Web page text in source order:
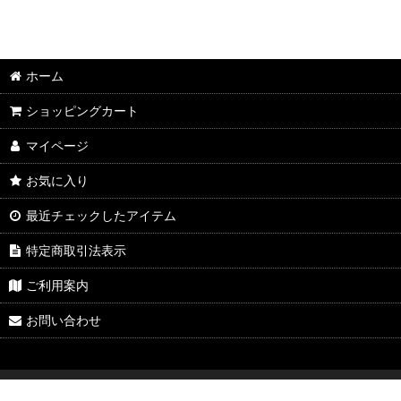
ホーム
ショッピングカート
マイページ
お気に入り
最近チェックしたアイテム
特定商取引法表示
ご利用案内
お問い合わせ